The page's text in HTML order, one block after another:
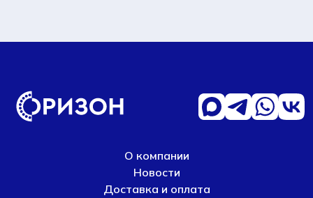
О компании
Новости
Доставка и оплата